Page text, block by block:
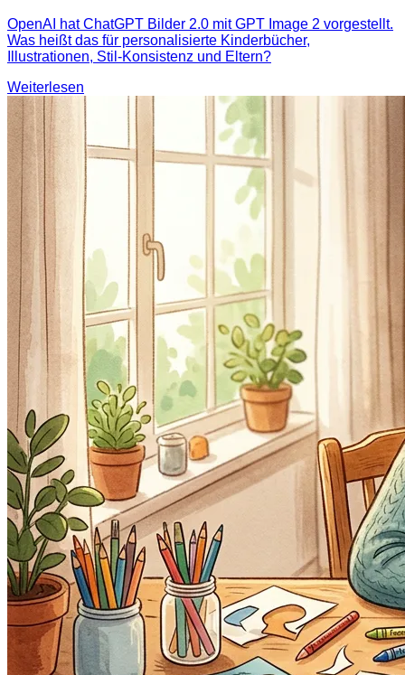
OpenAI hat ChatGPT Bilder 2.0 mit GPT Image 2 vorgestellt.
Was heißt das für personalisierte Kinderbücher,
Illustrationen, Stil-Konsistenz und Eltern?
Weiterlesen